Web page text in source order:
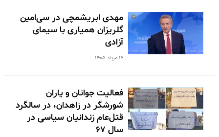
مهدی ابریشمچی در سی‌امین
گلریزان همیاری با سیمای
آزادی
۱۶ مرداد ۱۴۰۵
فعالیت جوانان و یاران
شورشگر در زاهدان، در سالگرد
قتل‌عام زندانیان سیاسی در
سال ۶۷